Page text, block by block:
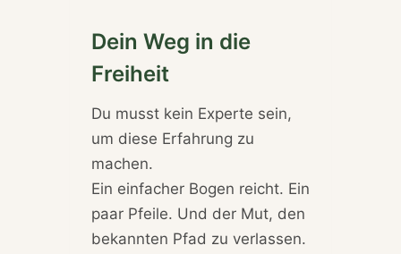
Dein Weg in die
Freiheit
Du musst kein Experte sein,
um diese Erfahrung zu
machen.
Ein einfacher Bogen reicht. Ein
paar Pfeile. Und der Mut, den
bekannten Pfad zu verlassen.